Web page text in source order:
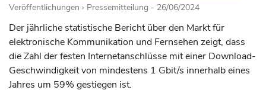
Veröffentlichungen › Pressemitteilung - 26/06/2024
Der jährliche statistische Bericht über den Markt für
elektronische Kommunikation und Fernsehen zeigt, dass
die Zahl der festen Internetanschlüsse mit einer Download-
Geschwindigkeit von mindestens 1 Gbit/s innerhalb eines
Jahres um 59% gestiegen ist.